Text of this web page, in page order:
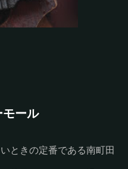
モール
ときの定番である南町田